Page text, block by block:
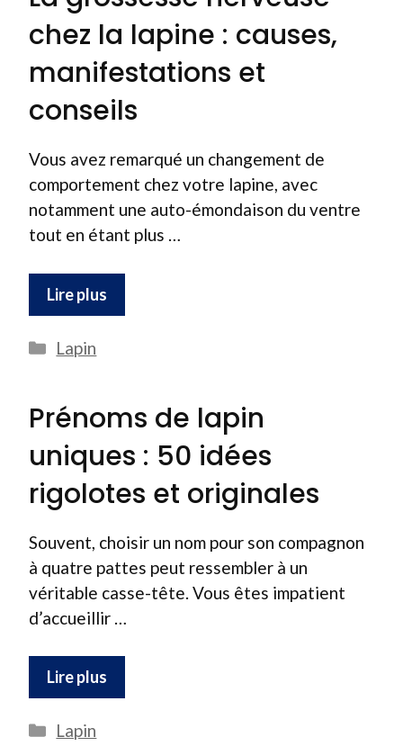
chez la lapine : causes,
manifestations et
conseils
Vous avez remarqué un changement de
comportement chez votre lapine, avec
notamment une auto-émondaison du ventre
tout en étant plus …
Lire plus
Catégories
Lapin
Prénoms de lapin
uniques : 50 idées
rigolotes et originales
Souvent, choisir un nom pour son compagnon
à quatre pattes peut ressembler à un
véritable casse-tête. Vous êtes impatient
d’accueillir …
Lire plus
Catégories
Lapin